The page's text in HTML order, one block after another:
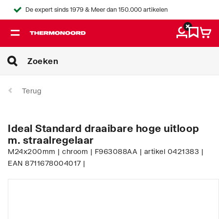
De expert sinds 1979 & Meer dan 150.000 artikelen
Terug
Ideal Standard draaibare hoge uitloop
m. straalregelaar
M24x200mm | chroom | F963088AA | artikel 0421383 |
EAN 8711678004017 |